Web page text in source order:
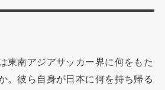
東南アジアサッカー界に何をもた
。彼ら自身が日本に何を持ち帰る